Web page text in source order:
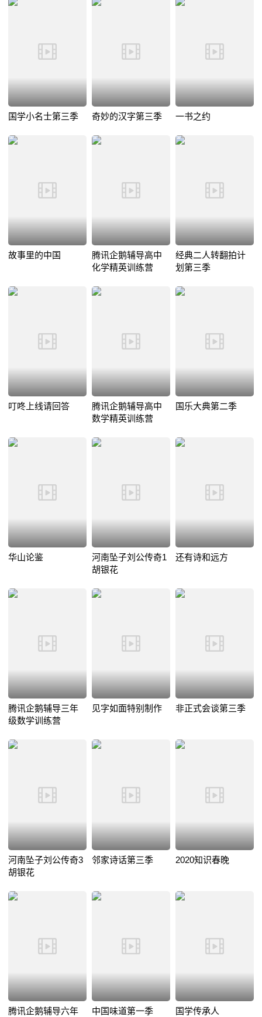
国学小名士第三季 奇妙的汉字第三季 一书之约
故事里的中国
腾讯企鹅辅导高中
化学精英训练营
经典二人转翻拍计
划第三季
叮咚上线请回答
腾讯企鹅辅导高中
数学精英训练营
国乐大典第二季
华山论鉴
河南坠子刘公传奇1
胡银花
还有诗和远方
腾讯企鹅辅导三年
级数学训练营
见字如面特别制作 非正式会谈第三季
河南坠子刘公传奇3
胡银花
邻家诗话第三季 2020知识春晚
腾讯企鹅辅导六年
中国味道第一季 国学传承人